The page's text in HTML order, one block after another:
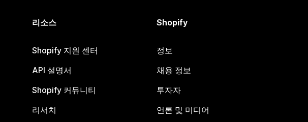
리소스
Shopify 지원 센터
API 설명서
Shopify 커뮤니티
리서치
Shopify
정보
채용 정보
투자자
언론 및 미디어